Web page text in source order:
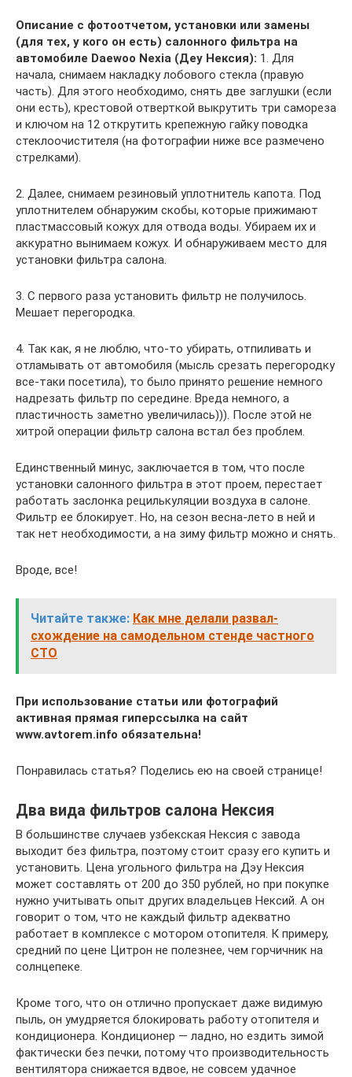
Описание с фотоотчетом, установки или замены
(для тех, у кого он есть) салонного фильтра на
автомобиле Daewoo Nexia (Деу Нексия): 1. Для
начала, снимаем накладку лобового стекла (правую
часть). Для этого необходимо, снять две заглушки (если
они есть), крестовой отверткой выкрутить три самореза
и ключом на 12 открутить крепежную гайку поводка
стеклоочистителя (на фотографии ниже все размечено
стрелками).
2. Далее, снимаем резиновый уплотнитель капота. Под
уплотнителем обнаружим скобы, которые прижимают
пластмассовый кожух для отвода воды. Убираем их и
аккуратно вынимаем кожух. И обнаруживаем место для
установки фильтра салона.
3. С первого раза установить фильтр не получилось.
Мешает перегородка.
4. Так как, я не люблю, что-то убирать, отпиливать и
отламывать от автомобиля (мысль срезать перегородку
все-таки посетила), то было принято решение немного
надрезать фильтр по середине. Вреда немного, а
пластичность заметно увеличилась))). После этой не
хитрой операции фильтр салона встал без проблем.
Единственный минус, заключается в том, что после
установки салонного фильтра в этот проем, перестает
работать заслонка рецилькуляции воздуха в салоне.
Фильтр ее блокирует. Но, на сезон весна-лето в ней и
так нет необходимости, а на зиму фильтр можно и снять.
Вроде, все!
Читайте также: Как мне делали развал-
схождение на самодельном стенде частного
СТО
При использование статьи или фотографий
активная прямая гиперссылка на сайт
www.avtorem.info обязательна!
Понравилась статья? Поделись ею на своей странице!
Два вида фильтров салона Нексия
В большинстве случаев узбекская Нексия с завода
выходит без фильтра, поэтому стоит сразу его купить и
установить. Цена угольного фильтра на Дэу Нексия
может составлять от 200 до 350 рублей, но при покупке
нужно учитывать опыт других владельцев Нексий. А он
говорит о том, что не каждый фильтр адекватно
работает в комплексе с мотором отопителя. К примеру,
средний по цене Цитрон не полезнее, чем горчичник на
солнцепеке.
Кроме того, что он отлично пропускает даже видимую
пыль, он умудряется блокировать работу отопителя и
кондиционера. Кондиционер — ладно, но ездить зимой
фактически без печки, потому что производительность
вентилятора снижается вдвое, не совсем удачное